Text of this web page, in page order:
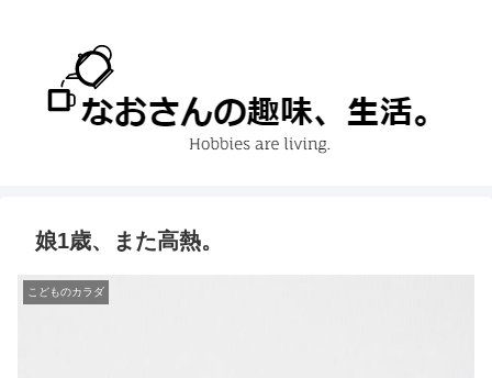
娘1歳、また高熱。
こどものカラダ